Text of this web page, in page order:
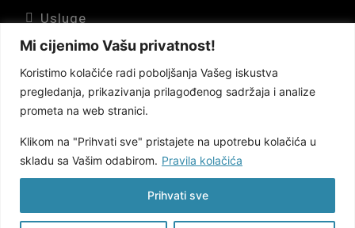
Mi cijenimo Vašu privatnost!
Koristimo kolačiće radi poboljšanja Vašeg iskustva
pregledanja, prikazivanja prilagođenog sadržaja i analize
prometa na web stranici.
Klikom na "Prihvati sve" pristajete na upotrebu kolačića u
skladu sa Vašim odabirom. Pravila kolačića
Prihvati sve
Usluge
O nama
Kontakt
Pravila kolačića
All Rights Reserved - Kventum d.o.o.